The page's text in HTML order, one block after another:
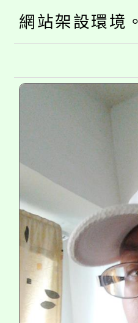
程，歡
心理、
系所師
縣市「
門員」
踴躍報
桃園市
要點
「桃園
展演活
115年度
義教育
網站架設環境。